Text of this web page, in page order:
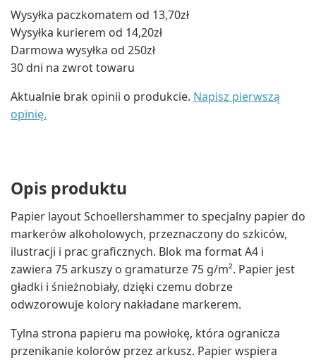
Wysyłka paczkomatem od 13,70zł
Wysyłka kurierem od 14,20zł
Darmowa wysyłka od 250zł
30 dni na zwrot towaru
Aktualnie brak opinii o produkcie. Napisz pierwszą
opinię.
Opis produktu
Papier layout Schoellershammer to specjalny papier do
markerów alkoholowych, przeznaczony do szkiców,
ilustracji i prac graficznych. Blok ma format A4 i
zawiera 75 arkuszy o gramaturze 75 g/m². Papier jest
gładki i śnieżnobiały, dzięki czemu dobrze
odwzorowuje kolory nakładane markerem.
Tylna strona papieru ma powłokę, która ogranicza
przenikanie kolorów przez arkusz. Papier wspiera